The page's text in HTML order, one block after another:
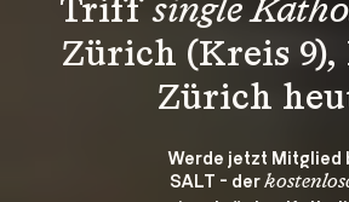
Triff single
Zürich (Kreis 9),
Zürich
Werde jetzt Mitglied
SALT - der